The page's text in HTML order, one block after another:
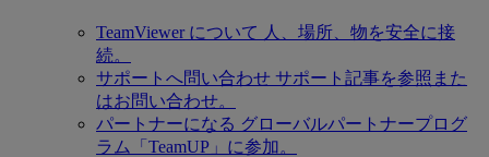
TeamViewer について 人、場所、物を安全に接
続。
サポートへ問い合わせ サポート記事を参照また
はお問い合わせ。
パートナーになる グローバルパートナープログ
ラム「TeamUP」に参加。